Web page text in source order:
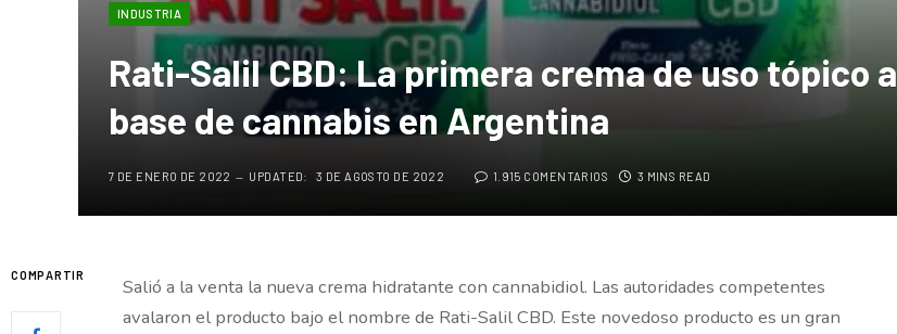
INDUSTRIA
Rati-Salil CBD: La primera crema de uso tópico a
base de cannabis en Argentina
7 DE ENERO DE 2022 UPDATED: 3 DE AGOSTO DE 2022 1.915 COMENTARIOS 3 MINS READ
COMPARTIR
Salió a la venta la nueva crema hidratante con cannabidiol. Las autoridades competentes
avalaron el producto bajo el nombre de Rati-Salil CBD. Este novedoso producto es un gran